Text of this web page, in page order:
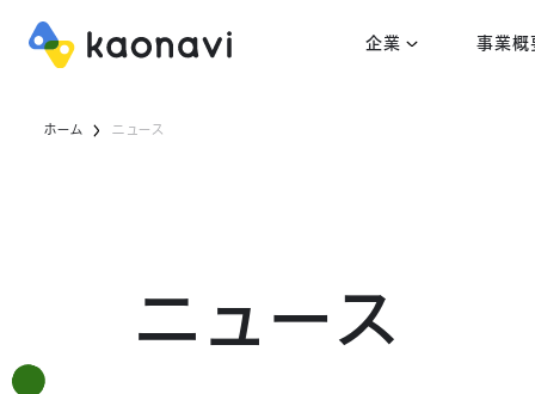
企業 事業概
ホーム ニュース
ニュース